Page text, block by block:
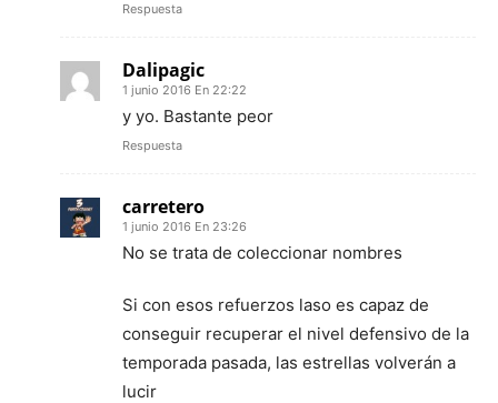
Respuesta
Dalipagic
1 junio 2016 En 22:22
y yo. Bastante peor
Respuesta
carretero
1 junio 2016 En 23:26
No se trata de coleccionar nombres
Si con esos refuerzos laso es capaz de
conseguir recuperar el nivel defensivo de la
temporada pasada, las estrellas volverán a
lucir